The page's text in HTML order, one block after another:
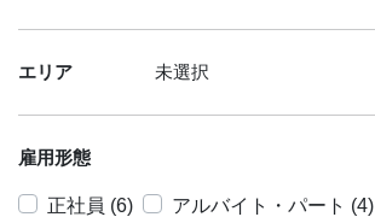
エリア 未選択
雇用形態
正社員 (6)
アルバイト・パート (4)